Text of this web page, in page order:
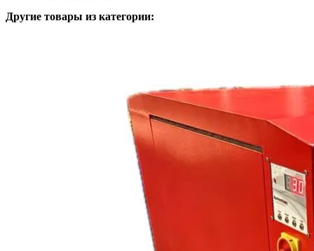
Другие товары из категории: